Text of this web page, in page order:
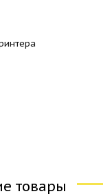
товары